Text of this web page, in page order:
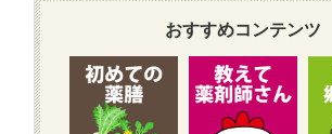
おすすめコンテンツ